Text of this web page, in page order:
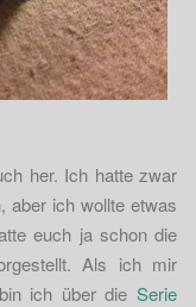
her. Ich hatte zwar
aber ich wollte etwas
euch ja schon die
Als ich mir
ich über die Serie